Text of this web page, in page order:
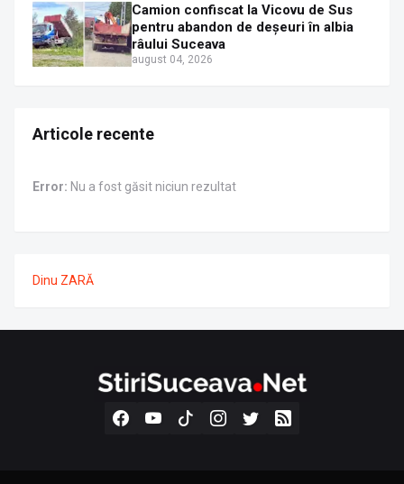
Camion confiscat la Vicovu de Sus
pentru abandon de deșeuri în albia
râului Suceava
august 04, 2026
Articole recente
Error: Nu a fost găsit niciun rezultat
Dinu ZARĂ